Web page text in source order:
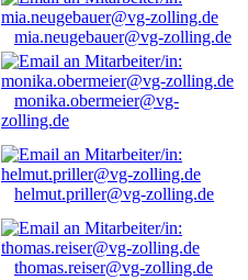
mia.neugebauer@vg-zolling.de
monika.obermeier@vg-
zolling.de
helmut.priller@vg-zolling.de
thomas.reiser@vg-zolling.de